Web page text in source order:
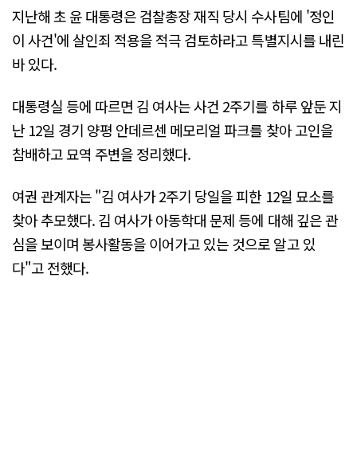
지난해 초 윤 대통령은 검찰총장 재직 당시 수사팀에 '정인
이 사건'에 살인죄 적용을 적극 검토하라고 특별지시를 내린
바 있다.
대통령실 등에 따르면 김 여사는 사건 2주기를 하루 앞둔 지
난 12일 경기 양평 안데르센 메모리얼 파크를 찾아 고인을
참배하고 묘역 주변을 정리했다.
여권 관계자는 "김 여사가 2주기 당일을 피한 12일 묘소를
찾아 추모했다. 김 여사가 아동학대 문제 등에 대해 깊은 관
심을 보이며 봉사활동을 이어가고 있는 것으로 알고 있
다"고 전했다.